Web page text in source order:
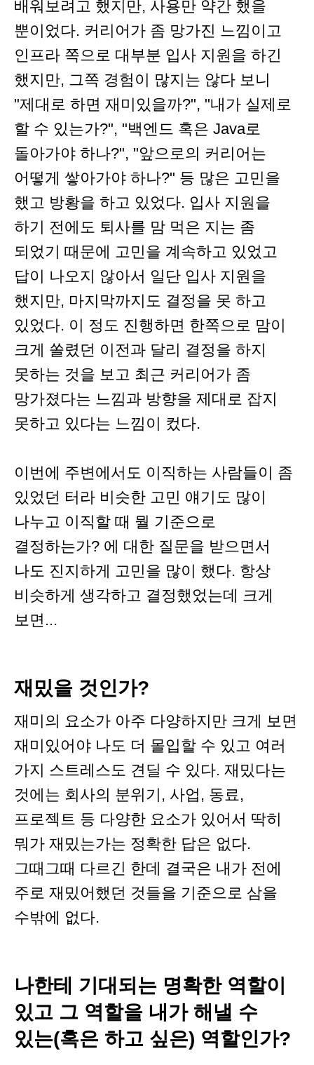
배워보려고 했지만, 사용만 약간 했을
뿐이었다. 커리어가 좀 망가진 느낌이고
인프라 쪽으로 대부분 입사 지원을 하긴
했지만, 그쪽 경험이 많지는 않다 보니
"제대로 하면 재미있을까?", "내가 실제로
할 수 있는가?", "백엔드 혹은 Java로
돌아가야 하나?", "앞으로의 커리어는
어떻게 쌓아가야 하나?" 등 많은 고민을
했고 방황을 하고 있었다. 입사 지원을
하기 전에도 퇴사를 맘 먹은 지는 좀
되었기 때문에 고민을 계속하고 있었고
답이 나오지 않아서 일단 입사 지원을
했지만, 마지막까지도 결정을 못 하고
있었다. 이 정도 진행하면 한쪽으로 맘이
크게 쏠렸던 이전과 달리 결정을 하지
못하는 것을 보고 최근 커리어가 좀
망가졌다는 느낌과 방향을 제대로 잡지
못하고 있다는 느낌이 컸다.
이번에 주변에서도 이직하는 사람들이 좀
있었던 터라 비슷한 고민 얘기도 많이
나누고 이직할 때 뭘 기준으로
결정하는가? 에 대한 질문을 받으면서
나도 진지하게 고민을 많이 했다. 항상
비슷하게 생각하고 결정했었는데 크게
보면...
재밌을 것인가?
재미의 요소가 아주 다양하지만 크게 보면
재미있어야 나도 더 몰입할 수 있고 여러
가지 스트레스도 견딜 수 있다. 재밌다는
것에는 회사의 분위기, 사업, 동료,
프로젝트 등 다양한 요소가 있어서 딱히
뭐가 재밌는가는 정확한 답은 없다.
그때그때 다르긴 한데 결국은 내가 전에
주로 재밌어했던 것들을 기준으로 삼을
수밖에 없다.
나한테 기대되는 명확한 역할이
있고 그 역할을 내가 해낼 수
있는(혹은 하고 싶은) 역할인가?